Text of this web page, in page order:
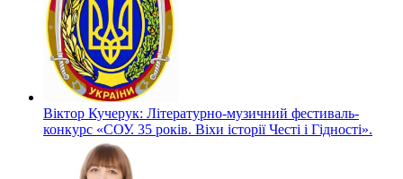
Віктор Кучерук: Літературно-музичний фестиваль-
конкурс «СОУ. 35 років. Віхи історії Честі і Гідності».